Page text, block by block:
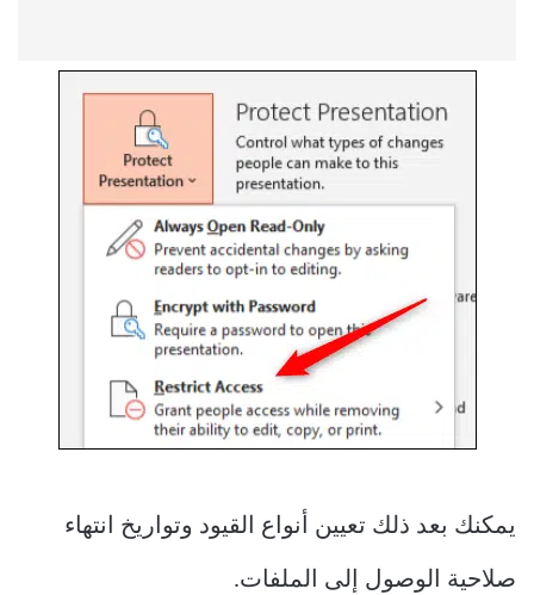
يمكنك بعد ذلك تعيين أنواع القيود وتواريخ انتهاء
صلاحية الوصول إلى الملفات.